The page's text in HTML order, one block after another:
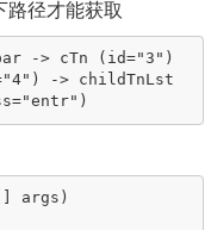
路径才能获取
-> cTn (id="3")
-> childTnLst
args )